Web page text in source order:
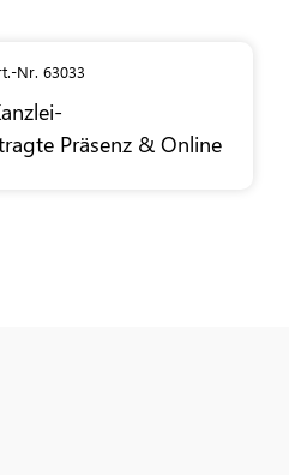
Nr. 63033
Präsenz & Online